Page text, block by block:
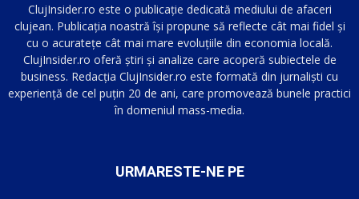
ClujInsider.ro este o publicație dedicată mediului de afaceri
clujean. Publicația noastră își propune să reflecte cât mai fidel și
cu o acuratețe cât mai mare evoluțiile din economia locală.
ClujInsider.ro oferă știri și analize care acoperă subiectele de
business. Redacția ClujInsider.ro este formată din jurnaliști cu
experiență de cel puțin 20 de ani, care promovează bunele practici
în domeniul mass-media.
URMARESTE-NE PE